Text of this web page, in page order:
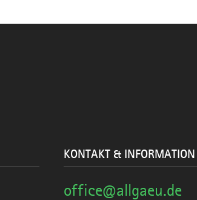
KONTAKT & INFORMATION
office@allgaeu.de